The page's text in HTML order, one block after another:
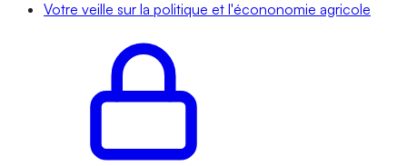
Votre veille sur la politique et l'écononomie agricole